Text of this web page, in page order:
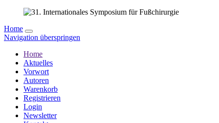
Home
Navigation überspringen
Home
Aktuelles
Vorwort
Autoren
Warenkorb
Registrieren
Login
Newsletter